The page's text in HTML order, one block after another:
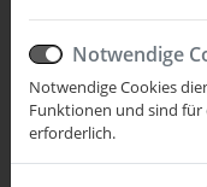
Notwendige
Notwendige Cookies
Funktionen und sind
erforderlich.